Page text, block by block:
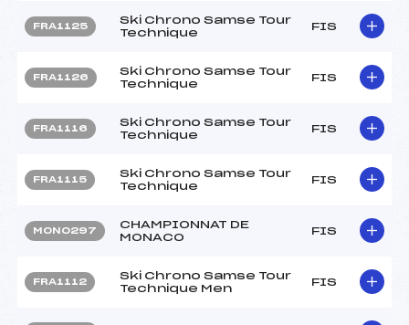
FRA1125
Ski Chrono Samse Tour
Technique
FIS
FRA1126
Ski Chrono Samse Tour
Technique
FIS
FRA1116
Ski Chrono Samse Tour
Technique
FIS
FRA1115
Ski Chrono Samse Tour
Technique
FIS
MON0297
CHAMPIONNAT DE
MONACO
FIS
FRA1112
Ski Chrono Samse Tour
Technique Men
FIS